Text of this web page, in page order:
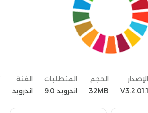
الإصدار
V3.2.01.1
الحجم
32MB
المتطلبات
اندرويد 9.0
الفئة
اندرويد